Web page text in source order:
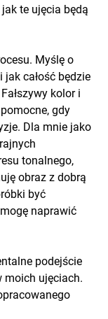
te ujęcia będą
Myślę o
całość będzie
kolor i
gdy
Dla mnie jako
tonalnego,
obraz z dobrą
być
naprawić
podejście
moich ujęciach.